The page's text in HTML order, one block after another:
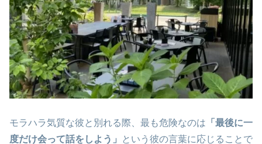
モラハラ気質な彼と別れる際、最も危険なのは 「最後に一
度だけ会って話をしよう」
という彼の言葉に応じることで